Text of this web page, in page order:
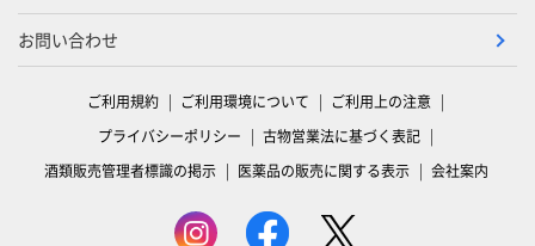
お問い合わせ
ご利用規約 ご利用環境について
ご利用上の注意
プライバシーポリシー
古物営業法に基づく表記
酒類販売管理者標識の掲示
医薬品の販売に関する表示 会社案内